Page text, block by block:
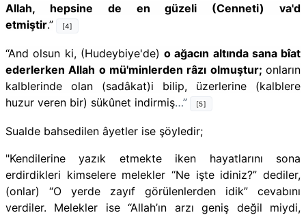
Allah, hepsine de en güzeli (Cenneti) va'd
etmiştir.” [4]
“And olsun ki, (Hudeybiye'de) o ağacın altında sana bîat
ederlerken Allah o mü'minlerden râzı olmuştur; onların
kalblerinde olan (sadâkat)i bilip, üzerlerine (kalblere
huzur veren bir) sükûnet indirmiş…” [5]
Sualde bahsedilen âyetler ise şöyledir;
"Kendilerine yazık etmekte iken hayatlarını sona
erdirdikleri kimselere melekler “Ne işte idiniz?” dediler,
(onlar) “O yerde zayıf görülenlerden idik” cevabını
verdiler. Melekler ise “Allah’ın arzı geniş değil miydi,